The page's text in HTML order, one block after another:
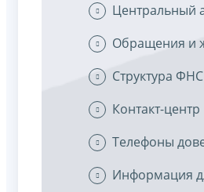
Центральный
Обращения и
Структура
Контакт-центр
Телефоны
Информация